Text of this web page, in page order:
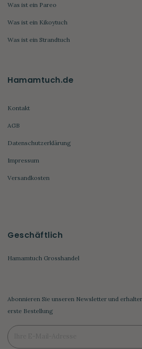
Was ist ein Pareo
Was ist ein Kikoytuch
Was ist ein Strandtuch
Hamamtuch.de
Kontakt
AGB
Datenschutzerklärung
Impressum
Versandkosten
Geschäftlich
Hamamtuch Grosshandel
Abonnieren Sie unseren Newsletter und
erste Bestellung